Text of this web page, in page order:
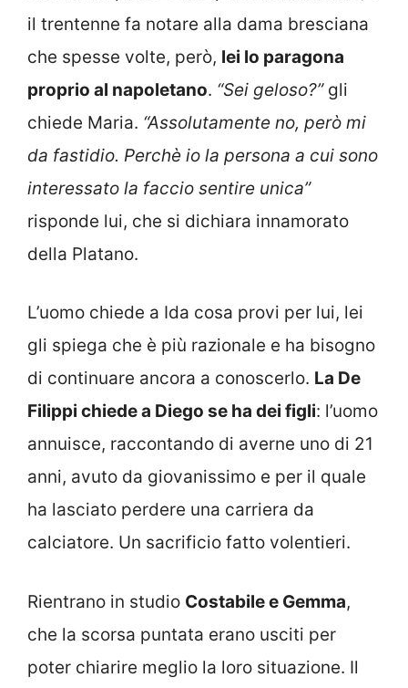
il trentenne fa notare alla dama bresciana
che spesse volte, però, lei lo paragona
proprio al napoletano. “Sei geloso?”gli
chiede Maria. “Assolutamente no, però mi
da fastidio. Perchè io la persona a cui sono
interessato la faccio sentire unica”
risponde lui, che si dichiara innamorato
della Platano.
L’uomo chiede a Ida cosa provi per lui, lei
gli spiega che è più razionale e ha bisogno
di continuare ancora a conoscerlo. La De
Filippi chiede a Diego se ha dei figli: l’uomo
annuisce, raccontando di averne uno di 21
anni, avuto da giovanissimo e per il quale
ha lasciato perdere una carriera da
calciatore. Un sacrificio fatto volentieri.
Rientrano in studio Costabile e Gemma,
che la scorsa puntata erano usciti per
poter chiarire meglio la loro situazione. Il